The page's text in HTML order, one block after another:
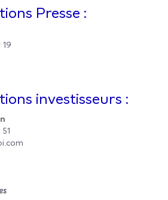
Presse :
19
investisseurs :